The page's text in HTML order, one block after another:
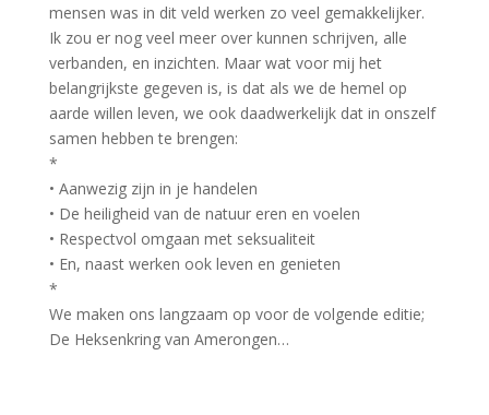
mensen was in dit veld werken zo veel gemakkelijker.
Ik zou er nog veel meer over kunnen schrijven, alle
verbanden, en inzichten. Maar wat voor mij het
belangrijkste gegeven is, is dat als we de hemel op
aarde willen leven, we ook daadwerkelijk dat in onszelf
samen hebben te brengen:
*
• Aanwezig zijn in je handelen
• De heiligheid van de natuur eren en voelen
• Respectvol omgaan met seksualiteit
• En, naast werken ook leven en genieten
*
We maken ons langzaam op voor de volgende editie;
De Heksenkring van Amerongen…